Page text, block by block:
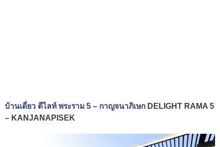
บ้านเดี่ยว ดีไลท์ พระราม 5 – กาญจนาภิเษก DELIGHT RAMA 5
– KANJANAPISEK